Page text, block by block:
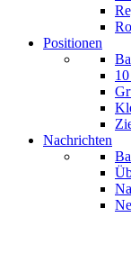
Positionen
Nachrichten